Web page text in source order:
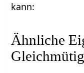
kann:
Ähnliche